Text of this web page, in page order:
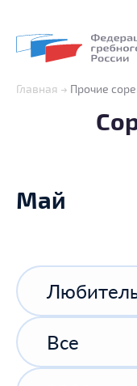
Главная Прочие
Май
Все